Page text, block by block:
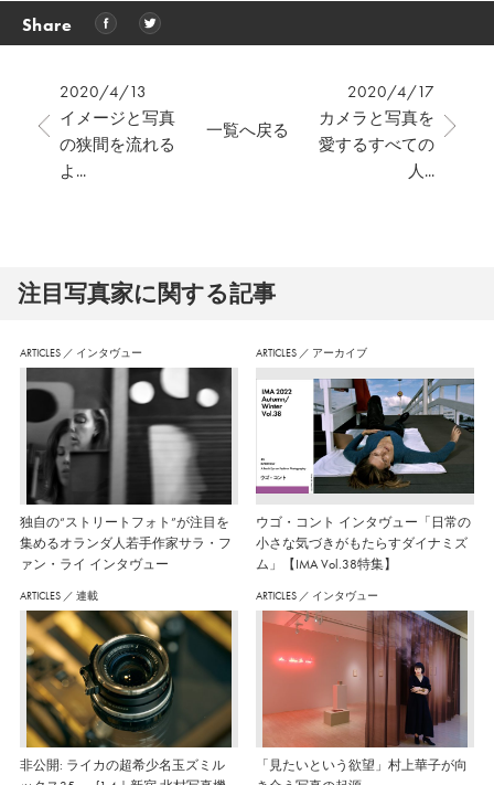
Share
2020/4/13
イメージと写真
の狭間を流れる
よ...
2020/4/17
カメラと写真を
愛するすべての
人...
一覧へ戻る
注⽬写真家に関する記事
ARTICLES ／ インタヴュー
独自の“ストリートフォト”が注目を
集めるオランダ人若手作家サラ・フ
ァン・ライ インタヴュー
ARTICLES ／ アーカイブ
ウゴ・コント インタヴュー「日常の
小さな気づきがもたらすダイナミズ
ム」【IMA Vol.38特集】
ARTICLES ／ 連載
非公開: ライカの超希少名玉ズミル
ARTICLES ／ インタヴュー
「見たいという欲望」村上華子が向